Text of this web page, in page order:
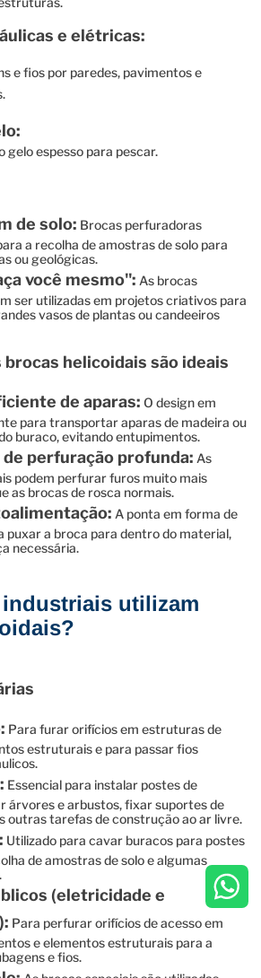
e elétricas:
e fios por paredes, pavimentos e
gelo espesso para pescar.
de solo: Brocas perfuradoras
a recolha de amostras de solo para
ou geológicas.
você mesmo": As brocas
ser utilizadas em projetos criativos para
vasos de plantas ou candeeiros
brocas helicoidais são ideais
de aparas: O design em
para transportar aparas de madeira ou
buraco, evitando entupimentos.
de perfuração profunda: As
podem perfurar furos muito mais
as brocas de rosca normais.
A ponta em forma de
puxar a broca para dentro do material,
necessária.
industriais utilizam
Para furar orifícios em estruturas de
estruturais e para passar fios
Essencial para instalar postes de
árvores e arbustos, fixar suportes de
outras tarefas de construção ao ar livre.
Utilizado para cavar buracos para postes
de amostras de solo e algumas
(eletricidade e
Para perfurar orifícios de acesso em
e elementos estruturais para a
e fios.